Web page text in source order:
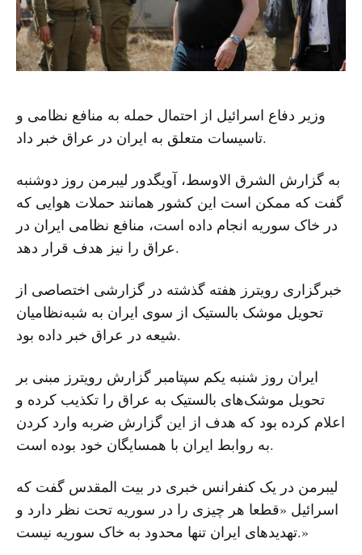
وزیر دفاع اسرائیل از احتمال حمله به منافع نظامی و
تاسیسات متعلق به ایران در عراق خبر داد.
به گزارش الشرق الاوسط، آویگدور لیبرمن روز دوشنبه
گفت که ممکن است این کشور همانند حملات هوایی که
در خاک سوریه انجام داده است، منافع نظامی ایران در
عراق را نیز هدف قرار دهد.
خبرگزاری رویترز هفته گذشته در گزارشی اختصاصی از
تحویل موشک بالستیک از سوی ایران به شبه‌نظامیان
شیعه در عراق خبر داده بود.
ایران روز شنبه یکم سپتامبر گزارش رویترز مبنی بر
تحویل موشک‌های بالستیک به عراق را تکذیب کرده و
اعلام کرده بود که هدف از این گزارش ضربه وارد کردن
به روابط ایران با همسایگان خود بوده است.
لیبرمن در یک کنفرانس خبری در بیت المقدس گفت که
اسرائیل «قطعا هر چیزی را در سوریه تحت نظر دارد و
تهدیدهای ایران تنها محدود به خاک سوریه نیست.»